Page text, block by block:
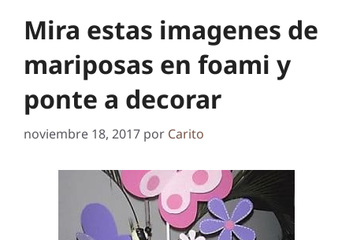
Mira estas imagenes de
mariposas en foami y
ponte a decorar
noviembre 18, 2017 por Carito